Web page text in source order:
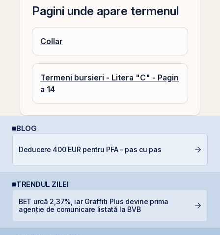
Pagini unde apare termenul
Collar
Termeni bursieri - Litera "C" - Pagin
a 14
BLOG
Deducere 400 EUR pentru PFA - pas cu pas
TRENDUL ZILEI
BET urcă 2,37%, iar Graffiti Plus devine prima
agenție de comunicare listată la BVB